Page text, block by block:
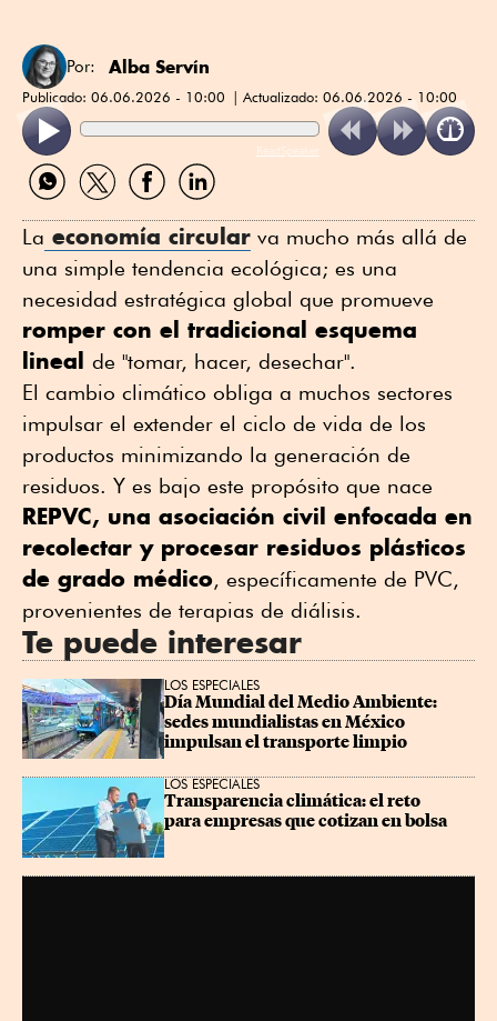
Por: Alba Servín
Publicado: 06.06.2026 - 10:00 Actualizado: 06.06.2026 - 10:00
ReadSpeaker
Compartir
por
Compartir
por
Compartir
por
Compartir
por
La economía circular va mucho más allá de
una simple tendencia ecológica; es una
necesidad estratégica global que promueve
romper con el tradicional esquema
lineal de "tomar, hacer, desechar".
El cambio climático obliga a muchos sectores
impulsar el extender el ciclo de vida de los
productos minimizando la generación de
residuos. Y es bajo este propósito que nace
REPVC, una asociación civil enfocada en
recolectar y procesar residuos plásticos
de grado médico, específicamente de PVC,
provenientes de terapias de diálisis.
Te puede interesar
LOS ESPECIALES
Día Mundial del Medio Ambiente:
sedes mundialistas en México
impulsan el transporte limpio
LOS ESPECIALES
Transparencia climática: el reto
para empresas que cotizan en bolsa